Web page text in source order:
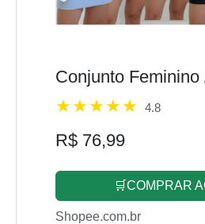
Conjunto Feminino
4.8
R$ 76,99
🛒COMPRAR
Shopee.com.br